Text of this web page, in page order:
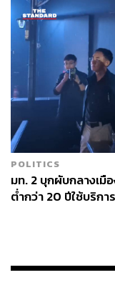
ไปรษณีย์อำเภอ รวม
จะเป็นเครือข่ายสำ
ประชาชน โดยเฉพ
ประชาชนเข้าถึงห้
ไม่สะดวก
POLITICS
มท. 2 บุกผับกลางเมื
ต่ำกว่า 20 ปีใช้บริก